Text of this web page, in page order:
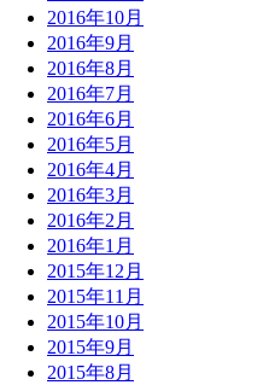
2016年10月
2016年9月
2016年8月
2016年7月
2016年6月
2016年5月
2016年4月
2016年3月
2016年2月
2016年1月
2015年12月
2015年11月
2015年10月
2015年9月
2015年8月